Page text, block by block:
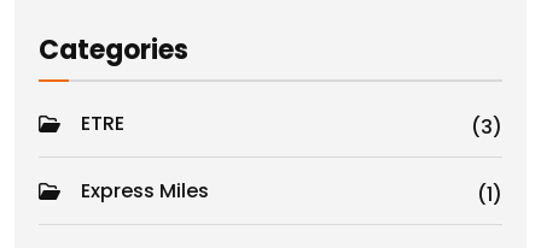
Categories
ETRE (3)
Express Miles (1)